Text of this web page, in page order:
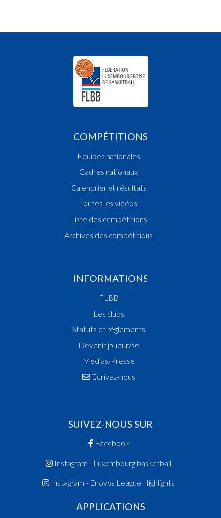
COMPÉTITIONS
Equipes nationales
Cadres nationaux
Calendrier et résultats
Toutes les vidéos
Liste des compétitions
Archives des compétitions
INFORMATIONS
FLBB
Les clubs
Statuts et réglements
Devenir joueur/se
Médias/Presse
Ecrivez-nous
SUIVEZ-NOUS SUR
Facebook
Instagram - Luxembourg.basketball
Instagram - Enovos League Highlights
APPLICATIONS